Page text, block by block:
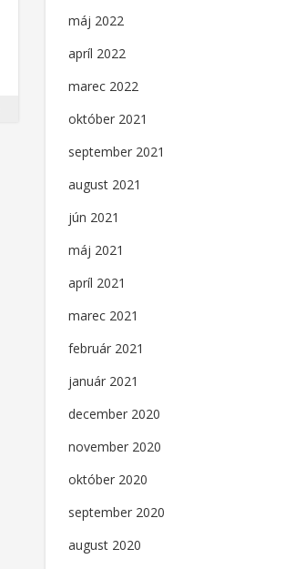
máj 2022
apríl 2022
marec 2022
október 2021
september 2021
august 2021
jún 2021
máj 2021
apríl 2021
marec 2021
február 2021
január 2021
december 2020
november 2020
október 2020
september 2020
august 2020